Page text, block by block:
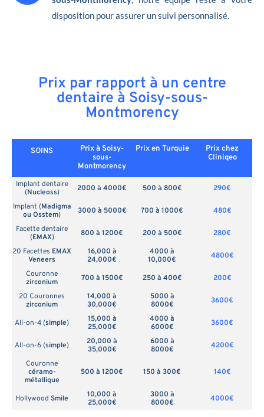
disposition pour assurer un suivi personnalisé.
Prix par rapport à un centre
dentaire à Soisy-sous-
Montmorency
SOINS
Prix à Soisy-
sous-
Montmorency
Prix en Turquie
Prix chez
Cliniqeo
Implant dentaire
(Nucleoss) 2000 à 4000€ 500 à 800€
290€
Implant (Madigma
ou Osstem) 3000 à 5000€ 700 à 1000€
480€
Facette dentaire
(EMAX) 800 à 1200€ 200 à 500€
280€
20 Facettes EMAX
Veneers
16,000 à
24,000€
4000 à
10,000€
4800€
Couronne
zirconium
700 à 1500€ 250 à 400€
200€
20 Couronnes
zirconium
14,000 à
30,000€
5000 à
8000€
3600€
All-on-4 (simple)
15,000 à
25,000€
4000 à
6000€
3600€
All-on-6 (simple)
20,000 à
35,000€
6000 à
8000€
4200€
Couronne
céramo-
métallique
500 à 1200€ 150 à 300€ 140€
Hollywood Smile
10,000 à
25,000€
3000 à
8000€
4000€